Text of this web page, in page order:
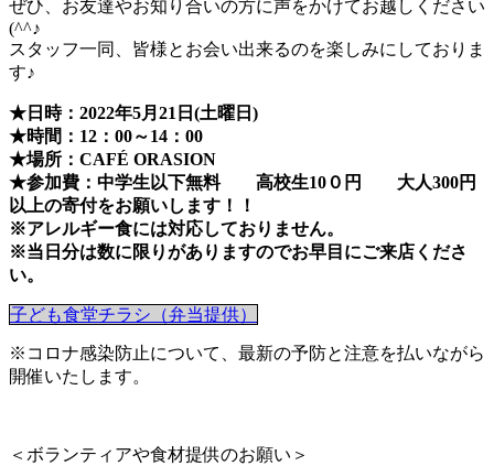
ぜひ、お友達やお知り合いの方に声をかけてお越しください
(^^♪
スタッフ一同、皆様とお会い出来るのを楽しみにしておりま
す♪
★日時：2022年5月21日(土曜日)
★時間：12：00～14：00
★場所：CAFÉ ORASION
★参加費：中学生以下無料 高校生10０円 大人300円
以上の寄付をお願いします！！
※アレルギー食には対応しておりません。
※当日分は数に限りがありますのでお早目にご来店くださ
い。
子ども食堂チラシ（弁当提供）
※コロナ感染防止について、最新の予防と注意を払いながら
開催いたします。
＜ボランティアや食材提供のお願い＞